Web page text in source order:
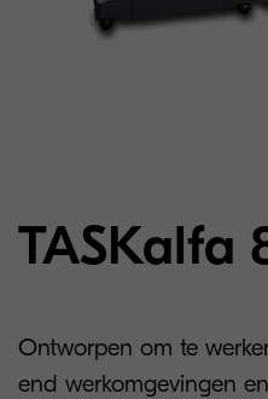
TASKalfa
Ontworpen om te
end werkomgevingen